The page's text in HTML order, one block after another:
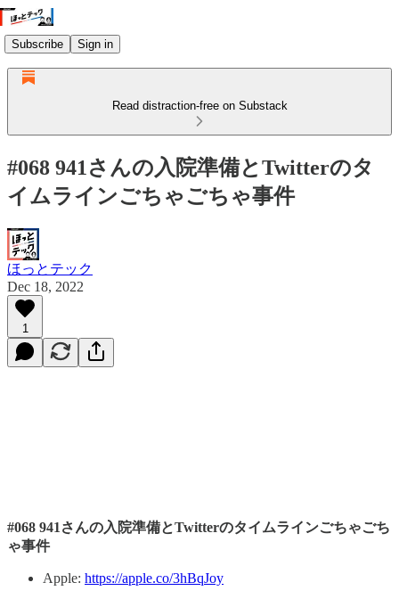
Subscribe Sign in
Read distraction-free on Substack
#068 941さんの入院準備とTwitterのタ
イムラインごちゃごちゃ事件
ほっとテック
Dec 18, 2022
1
#068 941さんの入院準備とTwitterのタイムラインごちゃごち
ゃ事件
Apple: https://apple.co/3hBqJoy